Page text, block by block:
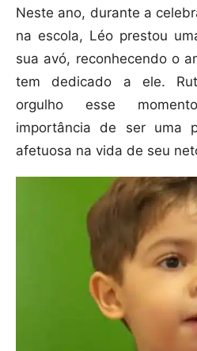
Neste ano, durante a
na escola, Léo prestou
sua avó, reconhecendo o
tem dedicado a ele.
orgulho esse
importância de ser uma
afetuosa na vida de seu